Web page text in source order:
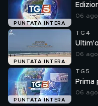
PUNTATA INTERA
06 ago
PUNTATA INTERA
TG4
06
PUNTATA INTERA
TG5
Prima
06 ago